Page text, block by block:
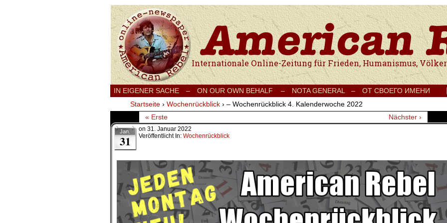
Internationale Onlinezeitung für Frieden, Humanismus, Völkerverständigung und
IN EIGENER SACHE – ON OUR OWN BEHALF – NOTA GENERAL – ОТ СВОЕГО ИМЕНИ
Startseite › Wochenrückblick › – Wochenrückblick 4. Kalenderwoche 2022
« Erste
Nächster ›
Jan.
31
on 31. Januar 2022
Veröffentlicht In: Wochenrückblick